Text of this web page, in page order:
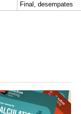
Final, desempates